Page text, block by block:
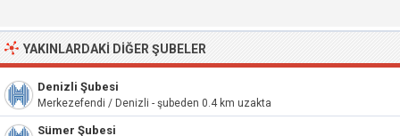
YAKINLARDAKI DIĞER ŞUBELER
Denizli Şubesi
Merkezefendi / Denizli - şubeden 0.4 km uzakta
Sümer Şubesi